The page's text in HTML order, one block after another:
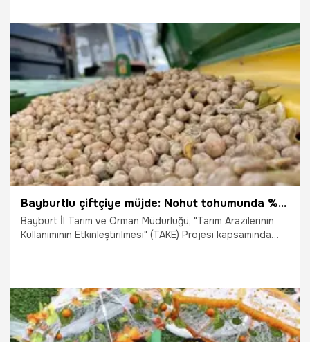
13.04.2026 Malatya
Bayburtlu çiftçiye müjde: Nohut tohumunda %75 hibe fırsatı! Başvurular pazartesi başlıyor
Bayburt İl Tarım ve Orman Müdürlüğü, "Tarım Arazilerinin
Kullanımının Etkinleştirilmesi" (TAKE) Projesi kapsamında
karşılanacak. Başvurular için takvim dar; 23 Mart Pazartesi
günü başlayacak olan süreç, sadece 5 gün sürecek.